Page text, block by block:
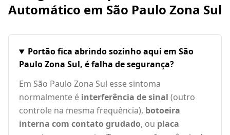
Automático em São Paulo Zona Sul
Portão fica abrindo sozinho aqui em São
Paulo Zona Sul, é falha de segurança?
Em São Paulo Zona Sul esse sintoma
normalmente é interferência de sinal (outro
controle na mesma frequência), botoeira
interna com contato grudado, ou placa